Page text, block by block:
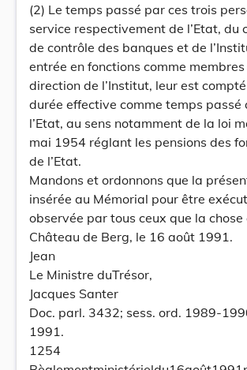
(2) Le temps passé par ces trois
service respectivement de l’Etat, du
de contrôle des banques et de
entrée en fonctions comme
direction de l’Institut, leur est
durée effective comme temps passé
l’Etat, au sens notamment de la loi
mai 1954 réglant les pensions des
de l’Etat.
Mandons et ordonnons que la
insérée au Mémorial pour être
observée par tous ceux que la chose
Château de Berg, le 16 août 1991.
Jean
Le Ministre duTrésor,
Jacques Santer
Doc. parl. 3432; sess. ord. 1989-
1991.
1254